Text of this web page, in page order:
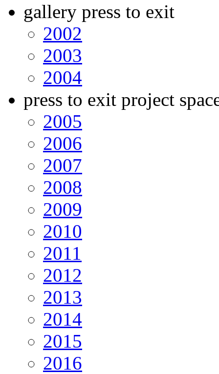
gallery press to exit
2002
2003
2004
press to exit project
2005
2006
2007
2008
2009
2010
2011
2012
2013
2014
2015
2016